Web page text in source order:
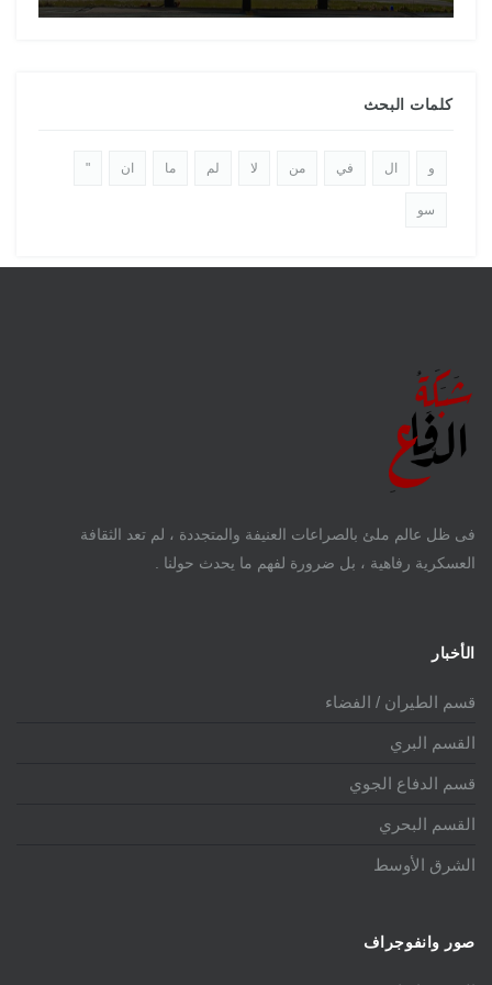
كلمات البحث
و ال في من لا لم ما ان "
سو
فى ظل عالم ملئ بالصراعات العنيفة والمتجددة ، لم تعد الثقافة
العسكرية رفاهية ، بل ضرورة لفهم ما يحدث حولنا .
الأخبار
قسم الطيران / الفضاء
القسم البري
قسم الدفاع الجوي
القسم البحري
الشرق الأوسط
صور وانفوجراف